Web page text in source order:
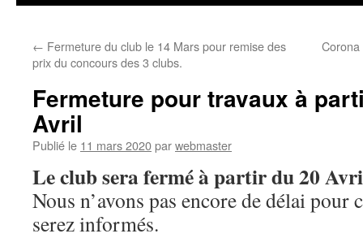
← Fermeture du club le 14 Mars pour remise des
prix du concours des 3 clubs.
Fermeture pour travaux à
Avril
Publié le 11 mars 2020parwebmaster
Le club sera fermé à partir du 20
Nous n’avons pas encore de délai pour
serez informés.